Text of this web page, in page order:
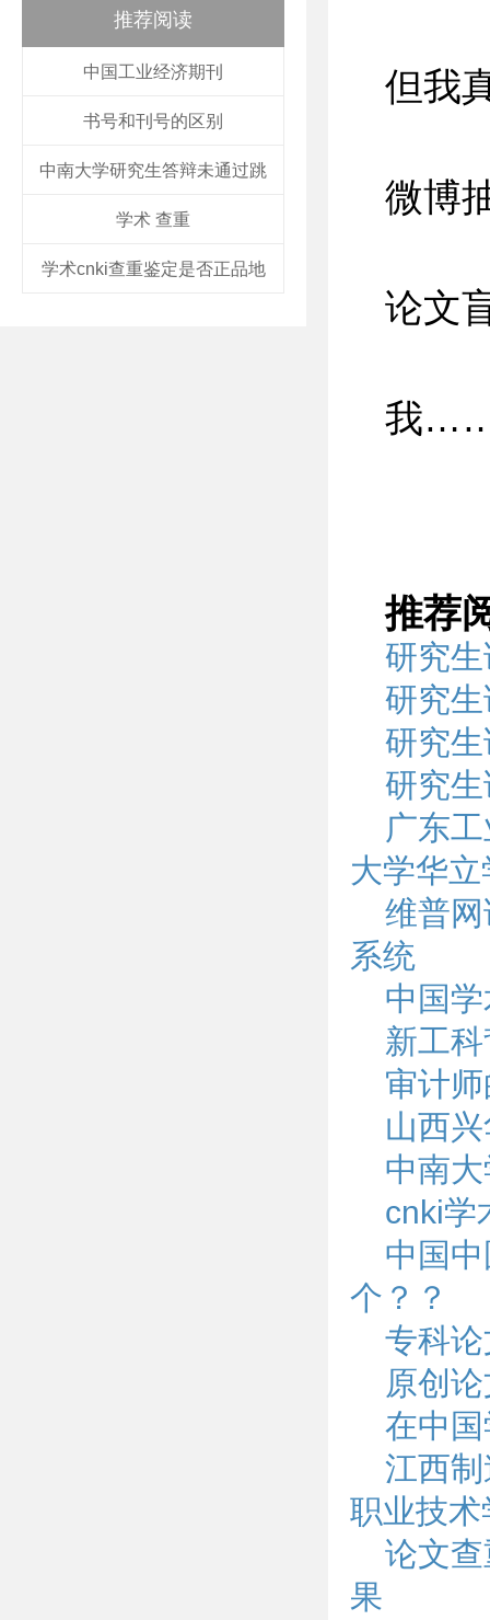
推荐阅读
中国工业经济期刊
书号和刊号的区别
中南大学研究生答辩未通过跳
学术 查重
学术cnki查重鉴定是否正品地
但我
微博
论文
我
推荐
研究
研究
研究
研究
广东
大学华
维普
系统
中国
新工
审计
山西
中南
cnki学
中国
个？？
专科
原创
在中
江西
职业技
论文
果